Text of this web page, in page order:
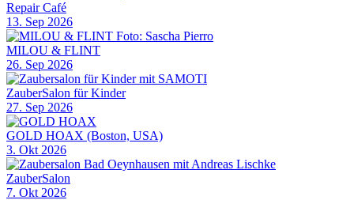
Repair Café
13. Sep 2026
MILOU & FLINT
26. Sep 2026
ZauberSalon für Kinder
27. Sep 2026
GOLD HOAX (Boston, USA)
3. Okt 2026
ZauberSalon
7. Okt 2026